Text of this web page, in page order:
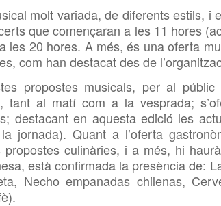
molt variada, de diferents estils, i
que començaran a les 11 hores
les 20 hores. A més, és una oferta
com han destacat des de
propostes musicals, per al
tant al matí com a la vesprada;
destacant en aquesta edició les
jornada). Quant a l’oferta
propostes culinàries, i a més, hi
està confirmada la presència de:
Necho empanadas chilenas,